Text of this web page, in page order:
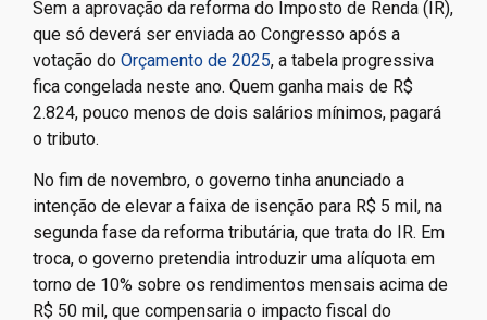
Sem a aprovação da reforma do Imposto de Renda (IR),
que só deverá ser enviada ao Congresso após a
votação do Orçamento de 2025, a tabela progressiva
fica congelada neste ano. Quem ganha mais de R$
2.824, pouco menos de dois salários mínimos, pagará
o tributo.
No fim de novembro, o governo tinha anunciado a
intenção de elevar a faixa de isenção para R$ 5 mil, na
segunda fase da reforma tributária, que trata do IR. Em
troca, o governo pretendia introduzir uma alíquota em
torno de 10% sobre os rendimentos mensais acima de
R$ 50 mil, que compensaria o impacto fiscal do